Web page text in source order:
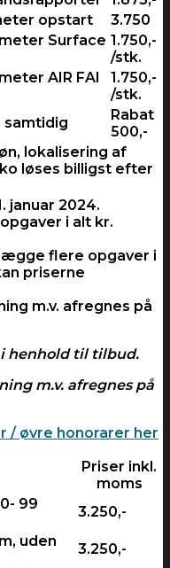
opstart
3.750
Surface 1.750,-
/stk.
AIR FAI
1.750,-
/stk.
samtidig
Rabat
500,-
lokalisering af
løses billigst efter
januar 2024.
i alt kr.
flere opgaver i
priserne
m.v. afregnes på
i henhold til tilbud.
m.v. afregnes på
/ øvre honorarer her
Priser inkl.
moms
99
3.250,-
uden
3.250,-